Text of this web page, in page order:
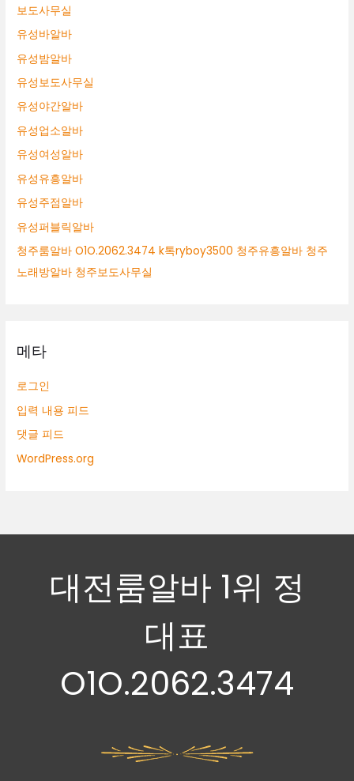
보도사무실
유성바알바
유성밤알바
유성보도사무실
유성야간알바
유성업소알바
유성여성알바
유성유흥알바
유성주점알바
유성퍼블릭알바
청주룸알바 O1O.2062.3474 k톡ryboy3500 청주유흥알바 청주
노래방알바 청주보도사무실
메타
로그인
입력 내용 피드
댓글 피드
WordPress.org
대전룸알바 1위 정
대표
O1O.2062.3474